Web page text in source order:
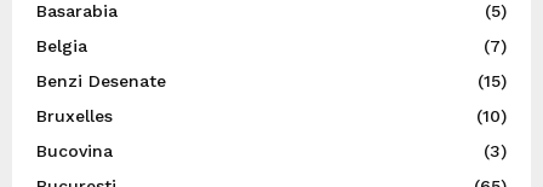
Basarabia
(5)
Belgia
(7)
Benzi Desenate
(15)
Bruxelles
(10)
Bucovina
(3)